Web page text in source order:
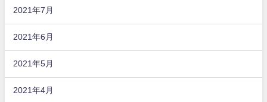
2021年7月
2021年6月
2021年5月
2021年4月